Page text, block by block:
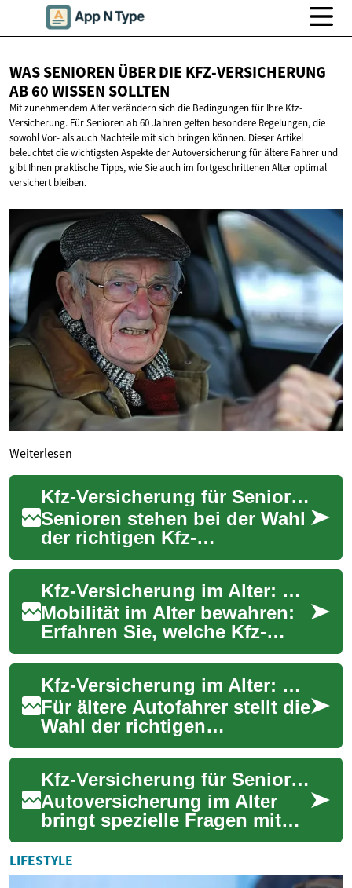
WAS SENIOREN ÜBER DIE KFZ-VERSICHERUNG
AB 60WISSEN SOLLTEN
Mit zunehmendem Alter verändern sich die Bedingungen für Ihre Kfz-
Versicherung. Für Senioren ab 60 Jahren gelten besondere Regelungen, die
sowohl Vor- als auch Nachteile mit sich bringen können. Dieser Artikel
beleuchtet die wichtigsten Aspekte der Autoversicherung für ältere Fahrer und
gibt Ihnen praktische Tipps, wie Sie auch im fortgeschrittenen Alter optimal
versichert bleiben.
Weiterlesen
Kfz-Versicherung für Senioren – Ratgeber & Spartipps
Senioren stehen bei der Wahl
der richtigen Kfz-
Versicherung oft vor
speziellen Fragen: Welche
Tarife lohnen sich, wel...
Kfz-Versicherung im Alter: Worauf Senioren achten sollten
Mobilität im Alter bewahren:
Erfahren Sie, welche Kfz-
Versicherung sich für
Senioren lohnt. Dieser
Ratgeber erklärt w...
Kfz-Versicherung im Alter: Tipps für Senioren
Für ältere Autofahrer stellt die
Wahl der richtigen
Autoversicherung besondere
Anforderungen. Dieser
Ratgeber erklärt...
Kfz-Versicherung für Senioren: Ratgeber & praktische Tipps
Autoversicherung im Alter
bringt spezielle Fragen mit
sich: Welche Leistungen sind
wichtig, wie wirken sich
Gesundhei...
LIFESTYLE